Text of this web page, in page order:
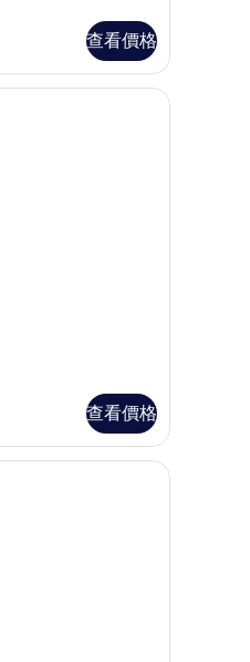
查看價格
, 1 間臥室, 花園 | 1 間臥室、Select
查看價格